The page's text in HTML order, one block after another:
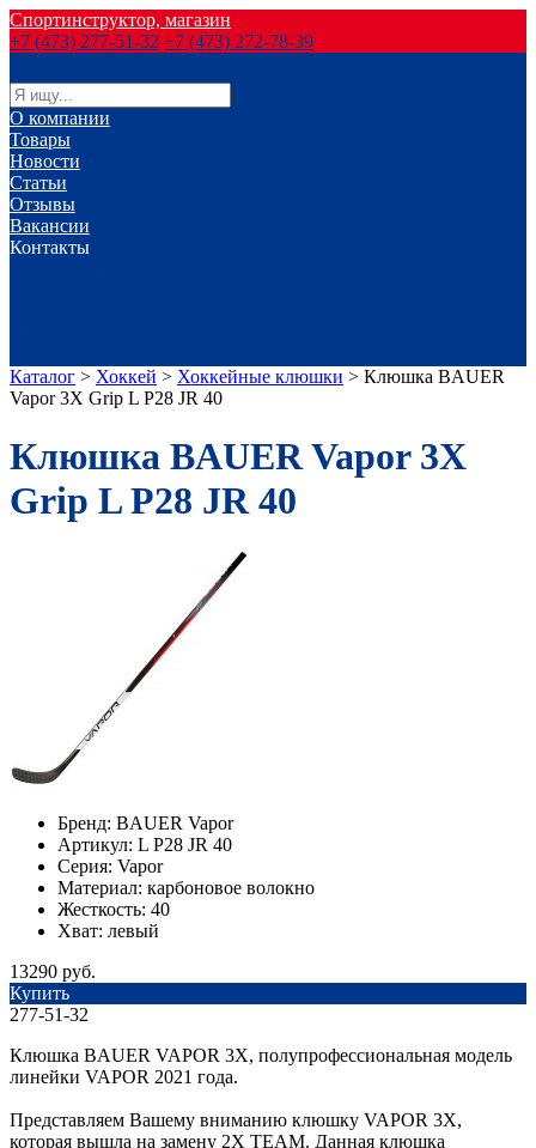
Спортинструктор, магазин
+7 (473) 277-51-32 +7 (473) 272-78-39
О компании
Товары
Новости
Статьи
Отзывы
Вакансии
Контакты
Каталог > Хоккей > Хоккейные клюшки > Клюшка BAUER
Vapor 3X Grip L P28 JR 40
Клюшка BAUER Vapor 3X
Grip L P28 JR 40
Бренд: BAUER Vapor
Артикул: L P28 JR 40
Серия: Vapor
Материал: карбоновое волокно
Жесткость: 40
Хват: левый
13290 руб.
Купить
277-51-32
Клюшка BAUER VAPOR 3X, полупрофессиональная модель
линейки VAPOR 2021 года.
Представляем Вашему вниманию клюшку VAPOR 3X,
которая вышла на замену 2X TEAM. Данная клюшка